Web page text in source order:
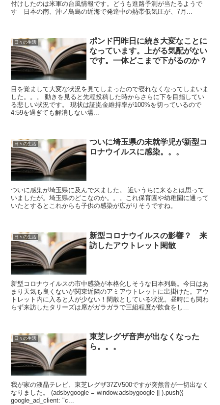
付けしたのは米軍の台風情報です。どうも進路予測が当たるようで
す 日本の南、沖ノ鳥島の近海で発達中の熱帯低気圧が、7月...
日々の生活
ポンド円昨日に続き大変なことに
なっています。上がる気配がない
です。一体どこまで下がるのか？
目を覚まして大変な状況を見てしまったので寝れなくなってしまいま
した。。。 動きを見ると先程投稿した時からさらに下を目指してい
る悲しい状況です。 現状は証拠金維持率が100%を切っているので
4:59を過ぎても解消しない場...
日々の生活
ついに埼玉県の未就学児が新型コ
ロナウイルスに感染。。。
ついに感染が埼玉県に及んで来ました。 近いうちに来るとは思って
いましたが。埼玉県のどこなのか。。。これ保育園や幼稚園に通って
いたとするとこれからも子供の感染が広がりそうですね。
日々の生活
新型コロナウイルスの影響？ 来
訪したアウトレット閑散
新型コロナウイルスの市中感染が本格化しそうな日本列島。今日はあ
まり天気も良くないが関東近隣のアミアウトレットに出掛けた。アウ
トレット内に入ると人が少ない！閑散としている状況。昼時にも関わ
らず来訪したタリーズは席がガラガラで三組程度が飲食をし...
日々の生活
東芝レグザ音声が出なくなった
ら。。。
我が家の液晶テレビ、東芝レグザ37ZV500ですが突然音が一切出なく
なりました。 (adsbygoogle = window.adsbygoogle || ).push({
google_ad_client: "c...